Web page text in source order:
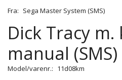
Fra: Sega Master System (SMS)
Dick Tracy m.
manual (SMS)
Model/varenr.: 11d08km